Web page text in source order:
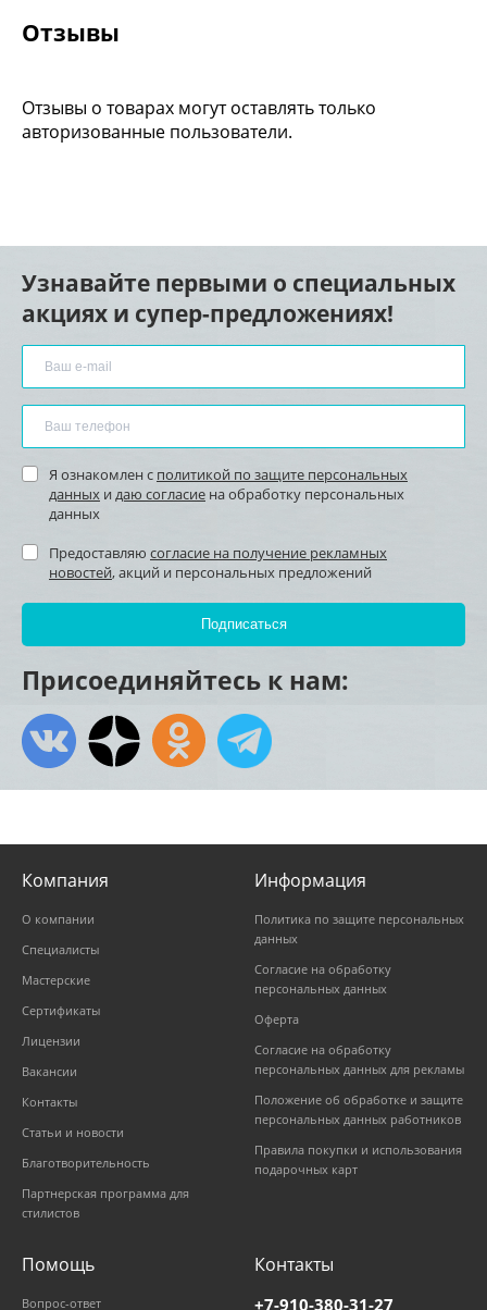
Отзывы
Отзывы о товарах могут оставлять только
авторизованные пользователи.
Узнавайте первыми о специальных
акциях и супер-предложениях!
Я ознакомлен с политикой по защите персональных
данных и даю согласие на обработку персональных
данных
Предоставляю согласие на получение рекламных
новостей, акций и персональных предложений
Присоединяйтесь к нам:
Компания
О компании
Специалисты
Мастерские
Сертификаты
Лицензии
Вакансии
Контакты
Статьи и новости
Благотворительность
Партнерская программа для
стилистов
Информация
Политика по защите персональных
данных
Согласие на обработку
персональных данных
Оферта
Согласие на обработку
персональных данных для рекламы
Положение об обработке и защите
персональных данных работников
Правила покупки и использования
подарочных карт
Помощь
Вопрос-ответ
Контакты
+7-910-380-31-27